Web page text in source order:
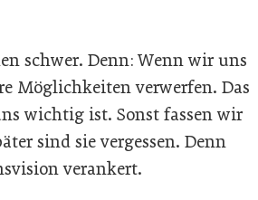
schwer. Denn: Wenn wir uns
Möglichkeiten verwerfen. Das
wichtig ist. Sonst fassen wir
sind sie vergessen. Denn
verankert.